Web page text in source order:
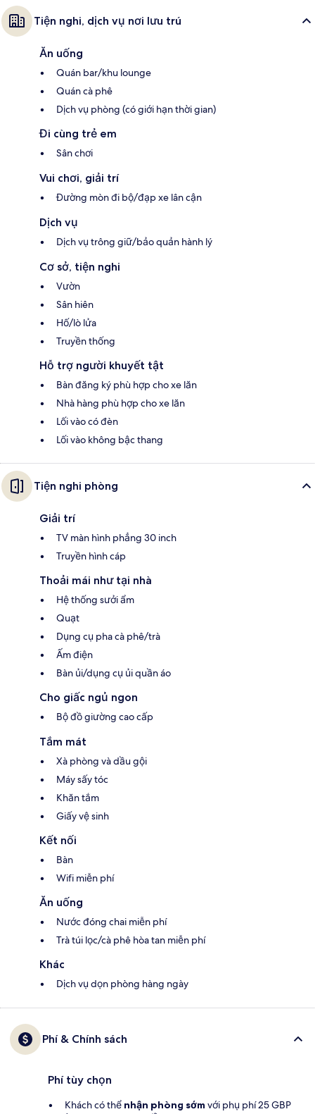
Tiện nghi, dịch vụ nơi lưu trú
Ăn uống
Quán bar/khu lounge
Quán cà phê
Dịch vụ phòng (có giới hạn thời gian)
Đi cùng trẻ em
Sân chơi
Vui chơi, giải trí
Đường mòn đi bộ/đạp xe lân cận
Dịch vụ
Dịch vụ trông giữ/bảo quản hành lý
Cơ sở, tiện nghi
Vườn
Sân hiên
Hố/lò lửa
Truyền thống
Hỗ trợ người khuyết tật
Bàn đăng ký phù hợp cho xe lăn
Nhà hàng phù hợp cho xe lăn
Lối vào có đèn
Lối vào không bậc thang
Tiện nghi phòng
Giải trí
TV màn hình phẳng 30 inch
Truyền hình cáp
Thoải mái như tại nhà
Hệ thống sưởi ẩm
Quạt
Dụng cụ pha cà phê/trà
Ấm điện
Bàn ủi/dụng cụ ủi quần áo
Cho giấc ngủ ngon
Bộ đồ giường cao cấp
Tắm mát
Xà phòng và dầu gội
Máy sấy tóc
Khăn tắm
Giấy vệ sinh
Kết nối
Bàn
Wifi miễn phí
Ăn uống
Nước đóng chai miễn phí
Trà túi lọc/cà phê hòa tan miễn phí
Khác
Dịch vụ dọn phòng hàng ngày
Phí & Chính sách
Phí tùy chọn
Khách có thể nhận phòng sớm với phụ phí 25 GBP